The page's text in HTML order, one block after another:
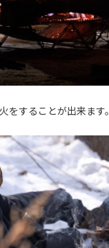
をすることが出来ます。